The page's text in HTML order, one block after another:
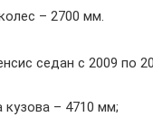
– 2700 мм.
седан с 2009 по
кузова – 4710 мм;